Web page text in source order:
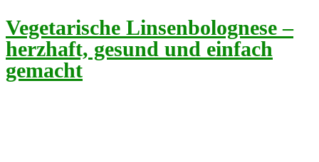
Vegetarische Linsenbolognese –
herzhaft, gesund und einfach
gemacht